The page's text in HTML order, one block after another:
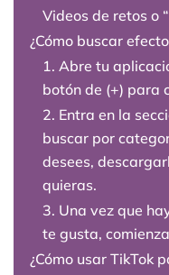
Videos de retos o
¿Cómo buscar
1. Abre tu
botón de (+) para
2. Entra en la
buscar por
desees,
quieras.
3. Una vez que
te gusta,
¿Cómo usar TikTok